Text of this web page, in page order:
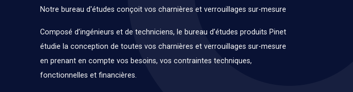
Notre bureau d'études conçoit vos charnières et verrouillages sur-mesure
Composé d’ingénieurs et de techniciens, le bureau d’études produits Pinet
étudie la conception de toutes vos charnières et verrouillages sur-mesure
en prenant en compte vos besoins, vos contraintes techniques,
fonctionnelles et financières.